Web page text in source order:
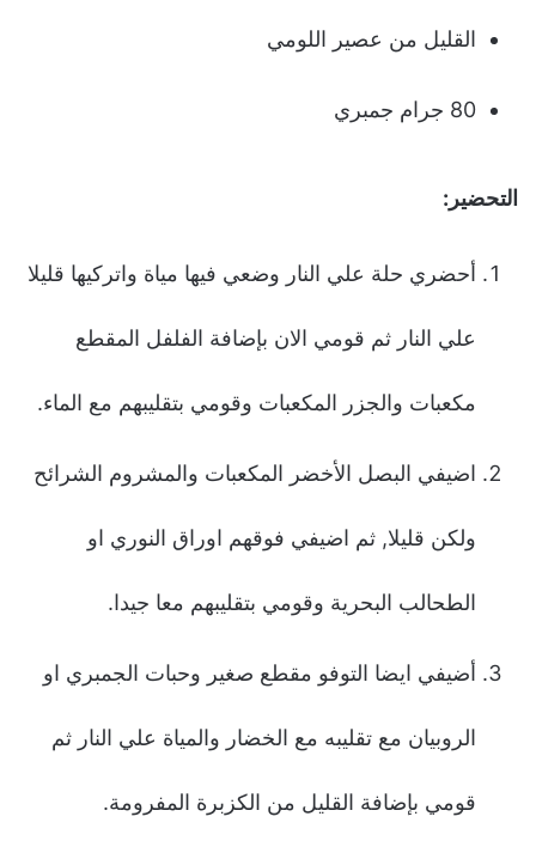
القليل من عصير اللومي
80 جرام جمبري
التحضير:
أحضري حلة علي النار وضعي فيها مياة واتركيها قليلا
علي النار ثم قومي الان بإضافة الفلفل المقطع
مكعبات والجزر المكعبات وقومي بتقليبهم مع الماء.
اضيفي البصل الأخضر المكعبات والمشروم الشرائح
ولكن قليلا, ثم اضيفي فوقهم اوراق النوري او
الطحالب البحرية وقومي بتقليبهم معا جيدا.
أضيفي ايضا التوفو مقطع صغير وحبات الجمبري او
الروبيان مع تقليبه مع الخضار والمياة علي النار ثم
قومي بإضافة القليل من الكزبرة المفرومة.